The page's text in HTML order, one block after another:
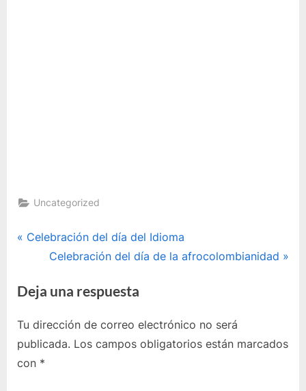
Uncategorized
Navegación
entradas
P
v
o
u
s
Celebración del día del Idioma
E
t
a
d
Celebración del día de la afrocolombianidad
Deja una respuesta
Tu dirección de correo electrónico no será
publicada. Los campos obligatorios están marcados
con *